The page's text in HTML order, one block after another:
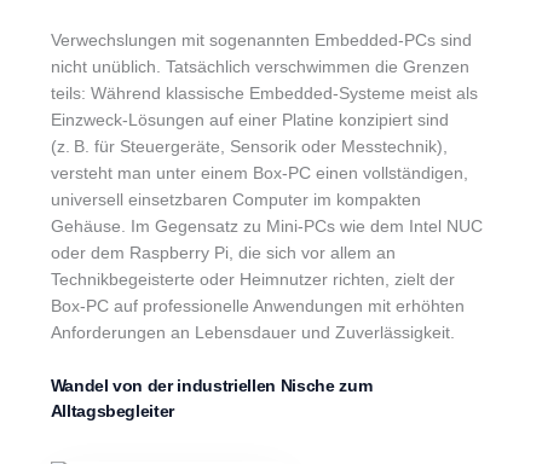
Verwechslungen mit sogenannten Embedded-PCs sind
nicht unüblich. Tatsächlich verschwimmen die Grenzen
teils: Während klassische Embedded-Systeme meist als
Einzweck-Lösungen auf einer Platine konzipiert sind
(z. B. für Steuergeräte, Sensorik oder Messtechnik),
versteht man unter einem Box-PC einen vollständigen,
universell einsetzbaren Computer im kompakten
Gehäuse. Im Gegensatz zu Mini-PCs wie dem Intel NUC
oder dem Raspberry Pi, die sich vor allem an
Technikbegeisterte oder Heimnutzer richten, zielt der
Box-PC auf professionelle Anwendungen mit erhöhten
Anforderungen an Lebensdauer und Zuverlässigkeit.
Wandel von der industriellen Nische zum
Alltagsbegleiter